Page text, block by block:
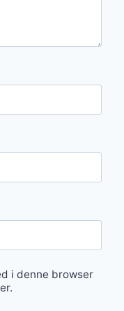
i denne browser